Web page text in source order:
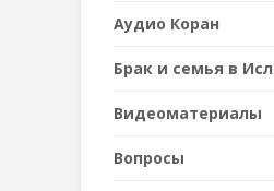
Аудио Коран
Брак и семья в
Видеоматериалы
Вопросы